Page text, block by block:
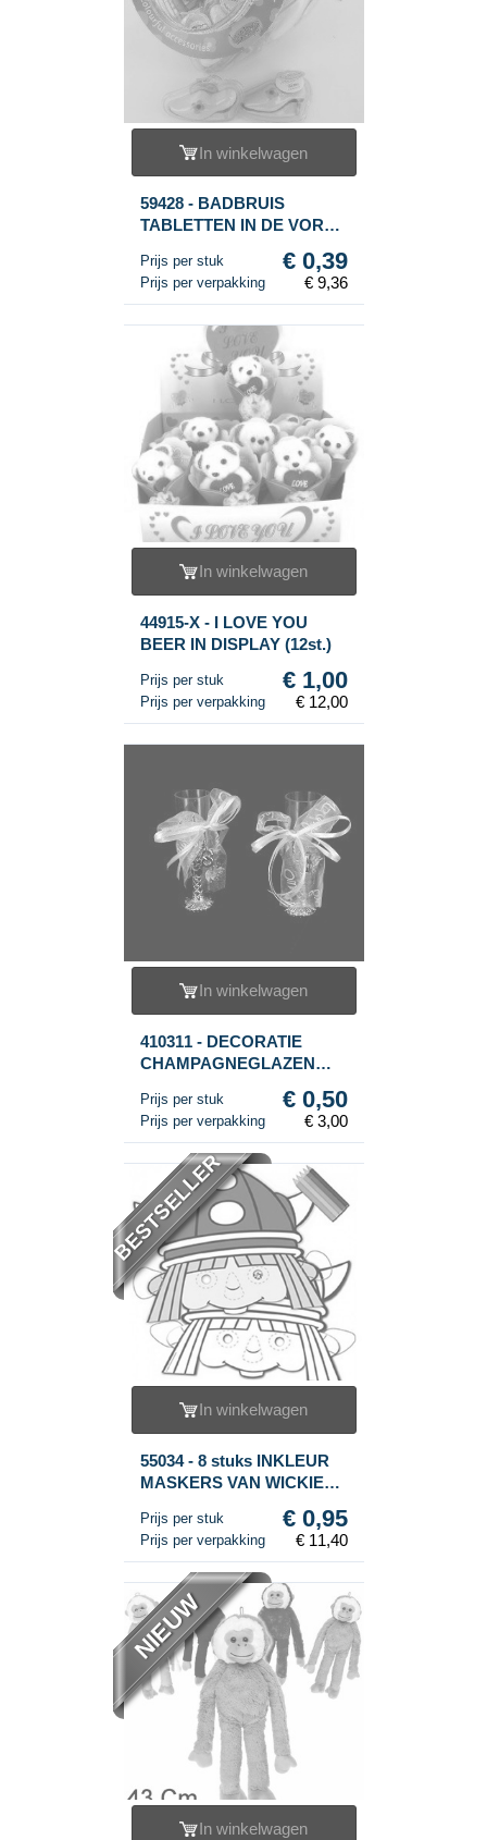
In winkelwagen
59428 - BADBRUIS
TABLETTEN IN DE VORM
Prijs per stuk € 0,39
Prijs per verpakking € 9,36
In winkelwagen
44915-X - I LOVE YOU
BEER IN DISPLAY (12st.)
Prijs per stuk € 1,00
Prijs per verpakking € 12,00
In winkelwagen
410311 - DECORATIE
CHAMPAGNEGLAZEN
Prijs per stuk € 0,50
Prijs per verpakking € 3,00
BESTSELLER
In winkelwagen
55034 - 8 stuks INKLEUR
MASKERS VAN WICKIE
KLEURPOTLODEN (12st.)
Prijs per stuk € 0,95
Prijs per verpakking € 11,40
NIEUW
In winkelwagen